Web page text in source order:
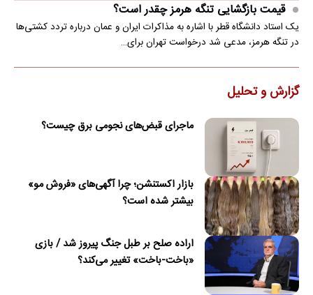
قیمت بازگشایی تنگه هرمز چقدر است؟
یک استاد دانشگاه قطر با اشاره به مذاکرات ایران و عمان درباره تردد کشتی‌ها
در تنگه هرمز، مدعی شد درخواست تهران برای…
گزارش و تحلیل
ماجرای قبض‌های نجومی برق چیست؟
بازار اکستنشن؛ چرا آگهی‌های «فروش مو»
بیشتر شده است؟
اراده صلح بر طبل جنگ پیروز شد / بازی
«باخت-باخت» تغییر می‌کند؟